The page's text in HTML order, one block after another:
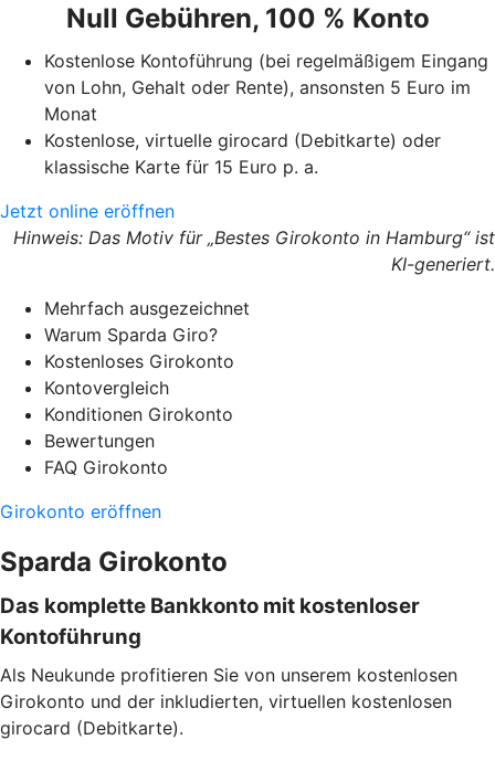
Null Gebühren, 100 % Konto
Kostenlose Kontoführung (bei regelmäßigem Eingang
von Lohn, Gehalt oder Rente), ansonsten 5 Euro im
Monat
Kostenlose, virtuelle girocard (Debitkarte) oder
klassische Karte für 15 Euro p. a.
Jetzt online eröffnen
Hinweis: Das Motiv für „Bestes Girokonto in Hamburg“ ist
KI-generiert.
Mehrfach ausgezeichnet
Warum Sparda Giro?
Kostenloses Girokonto
Kontovergleich
Konditionen Girokonto
Bewertungen
FAQ Girokonto
Girokonto eröffnen
Sparda Girokonto
Das komplette Bankkonto mit kostenloser
Kontoführung
Als Neukunde profitieren Sie von unserem kostenlosen
Girokonto und der inkludierten, virtuellen kostenlosen
girocard (Debitkarte).